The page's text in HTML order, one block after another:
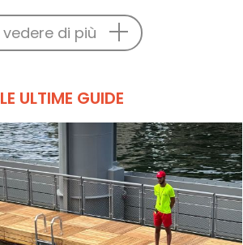
vedere di più
LE ULTIME GUIDE